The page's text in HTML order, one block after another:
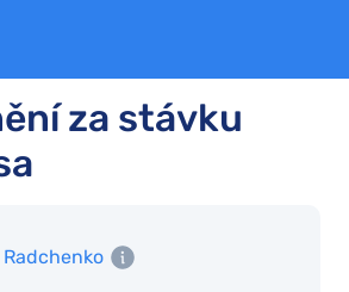
za stávku